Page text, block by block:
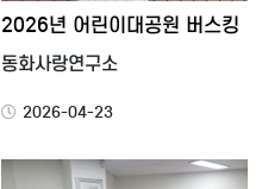
2026년 어린이대공원 버스킹
동화사랑연구소
2026-04-23